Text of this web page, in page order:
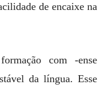
de encaixe na
com -ense
da língua. Esse